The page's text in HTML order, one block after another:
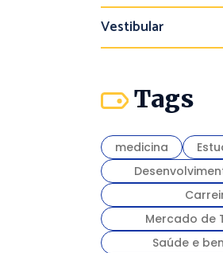
Vestibular
Tags
medicina
Mercado de
Saúde e